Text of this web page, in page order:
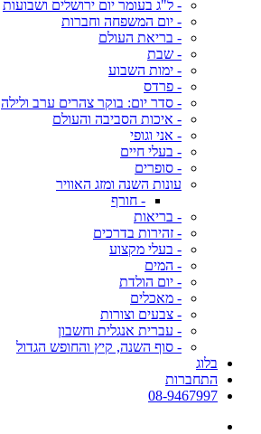
- ל"ג בעומר יום ירושלים ושבועות
- יום המשפחה וחברות
- בריאת העולם
- שבת
- ימות השבוע
- פרדס
- סדר יום: בוקר צהרים ערב ולילה
- איכות הסביבה והעולם
- אני וגופי
- בעלי חיים
- סופרים
עונות השנה ומזג האוויר
- חורף
- בריאות
- זהירות בדרכים
- בעלי מקצוע
- המים
- יום הולדת
- מאכלים
- צבעים וצורות
- עברית אנגלית וחשבון
- סוף השנה, קיץ והחופש הגדול
בלוג
התחברות
08-9467997